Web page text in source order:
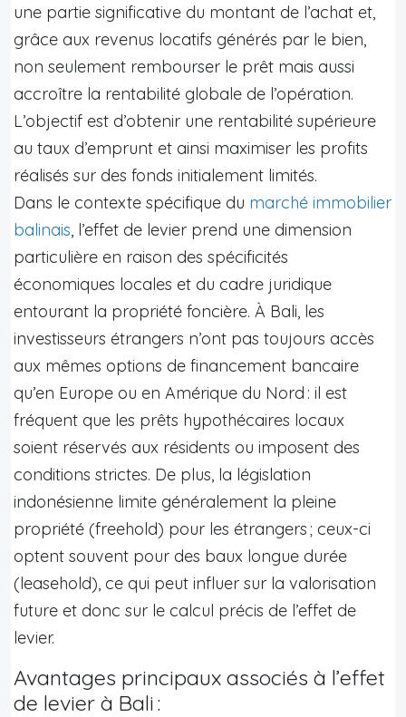
une partie significative du montant de l’achat et,
grâce aux revenus locatifs générés par le bien,
non seulement rembourser le prêt mais aussi
accroître la rentabilité globale de l’opération.
L’objectif est d’obtenir une rentabilité supérieure
au taux d’emprunt et ainsi maximiser les profits
réalisés sur des fonds initialement limités.
Dans le contexte spécifique du marché immobilier
balinais, l’effet de levier prend une dimension
particulière en raison des spécificités
économiques locales et du cadre juridique
entourant la propriété foncière. À Bali, les
investisseurs étrangers n’ont pas toujours accès
aux mêmes options de financement bancaire
qu’en Europe ou en Amérique du Nord : il est
fréquent que les prêts hypothécaires locaux
soient réservés aux résidents ou imposent des
conditions strictes. De plus, la législation
indonésienne limite généralement la pleine
propriété (freehold) pour les étrangers ; ceux-ci
optent souvent pour des baux longue durée
(leasehold), ce qui peut influer sur la valorisation
future et donc sur le calcul précis de l’effet de
levier.
Avantages principaux associés à l’effet
de levier à Bali :